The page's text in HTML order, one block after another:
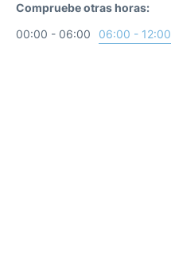
Compruebe otras horas:
00:00 - 06:00
06:00 - 12:00